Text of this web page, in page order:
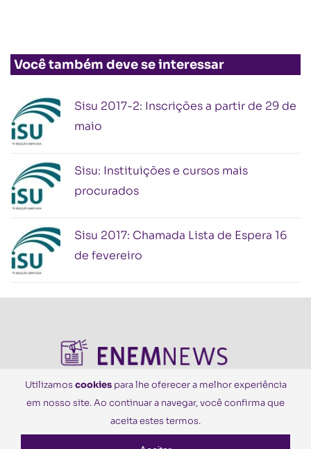
Você também deve se interessar
Sisu 2017-2: Inscrições a partir de 29 de
maio
Sisu: Instituições e cursos mais
procurados
Sisu 2017: Chamada Lista de Espera 16
de fevereiro
© Todos os Direitos Reservados
Utilizamoscookiespara lhe oferecer a melhor experiência
em nosso site. Ao continuar a navegar, você confirma que
aceita estes termos.